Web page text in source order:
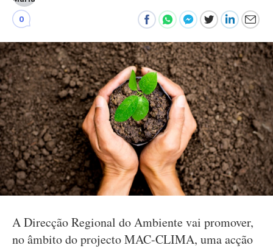
0
A Direcção Regional do Ambiente vai promover,
no âmbito do projecto MAC-CLIMA, uma acção